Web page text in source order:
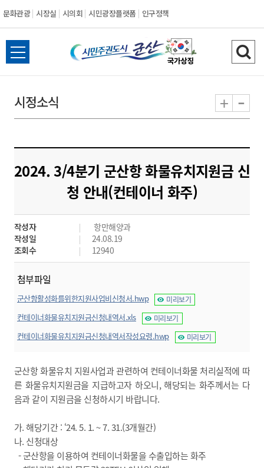
문화관광 시장실 시의회 시민광장플랫폼 인구정책
시
민
도
시
군
산
전
체
뉴
열
검
색
기
시정소식 + -
2024. 3/4분기 군산항 화물유치지원금 신
청 안내(컨테이너 화주)
작성자
항만해양과
작성일
24.08.19
조회수
12940
첨부파일
군산항활성화를위한지원사업비신청서.hwp 미리보기
컨테이너화물유치지원금신청내역서.xls 미리보기
컨테이너화물유치지원금신청내역서작성요령.hwp 미리보기
군산항 화물유치 지원사업과 관련하여 컨테이너화물 처리실적에 따
른 화물유치지원금을 지급하고자 하오니, 해당되는 화주께서는 다
음과 같이 지원금을 신청하시기 바랍니다.
가. 해당기간 : ‘24. 5. 1. ~ 7. 31.(3개월간)
나. 신청대상
- 군산항을 이용하여 컨테이너화물을 수출입하는 화주